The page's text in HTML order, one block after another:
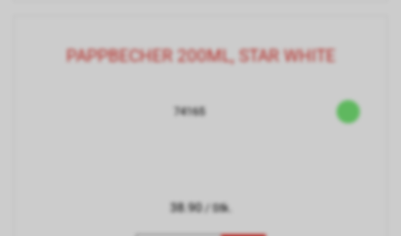
PAPPBECHER 200ML, STAR WHITE
74165
38.90/ Stk.